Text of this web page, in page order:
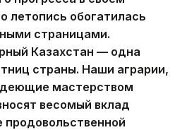
летопись обогатилась
страницами.
Казахстан — одна
страны. Наши аграрии,
мастерством
весомый вклад
продовольственной